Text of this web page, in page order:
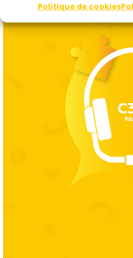
Politique de cookies